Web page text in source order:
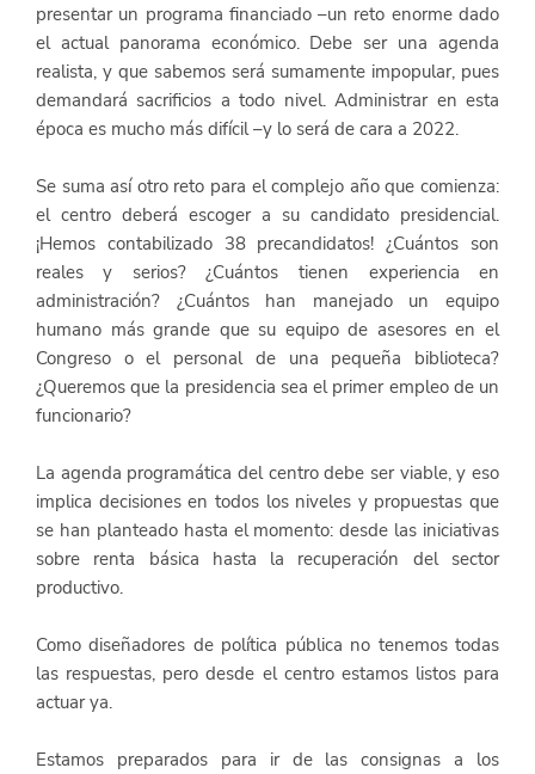
presentar un programa financiado –un reto enorme dado
el actual panorama económico. Debe ser una agenda
realista, y que sabemos será sumamente impopular, pues
demandará sacrificios a todo nivel. Administrar en esta
época es mucho más difícil –y lo será de cara a 2022.
Se suma así otro reto para el complejo año que comienza:
el centro deberá escoger a su candidato presidencial.
¡Hemos contabilizado 38 precandidatos! ¿Cuántos son
reales y serios? ¿Cuántos tienen experiencia en
administración? ¿Cuántos han manejado un equipo
humano más grande que su equipo de asesores en el
Congreso o el personal de una pequeña biblioteca?
¿Queremos que la presidencia sea el primer empleo de un
funcionario?
La agenda programática del centro debe ser viable, y eso
implica decisiones en todos los niveles y propuestas que
se han planteado hasta el momento: desde las iniciativas
sobre renta básica hasta la recuperación del sector
productivo.
Como diseñadores de política pública no tenemos todas
las respuestas, pero desde el centro estamos listos para
actuar ya.
Estamos preparados para ir de las consignas a los